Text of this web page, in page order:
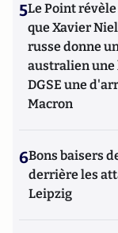
5Le Point
que Xavier
russe donne
australien une
DGSE une
Macron
6Bons baisers
derrière les
Leipzig